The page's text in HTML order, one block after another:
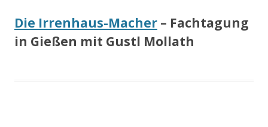
Die Irrenhaus-Macher – Fachtagung
in Gießen mit Gustl Mollath